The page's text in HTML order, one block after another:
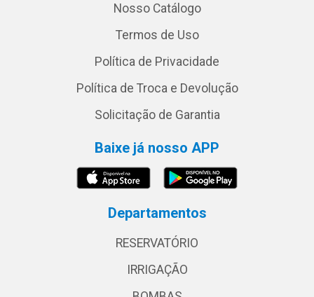
Nosso Catálogo
Termos de Uso
Política de Privacidade
Política de Troca e Devolução
Solicitação de Garantia
Baixe já nosso APP
Departamentos
RESERVATÓRIO
IRRIGAÇÃO